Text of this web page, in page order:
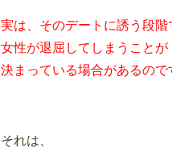
実は、そのデートに誘う段階
女性が退屈してしまうことが
決まっている場合があるので
それは、